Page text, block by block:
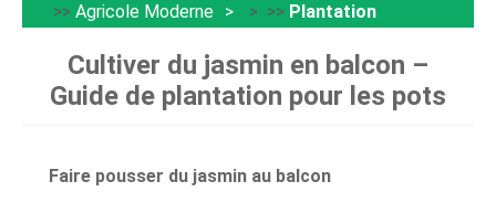
>> Agricole Moderne > >> Plantation
Cultiver du jasmin en balcon –
Guide de plantation pour les pots
Faire pousser du jasmin au balcon